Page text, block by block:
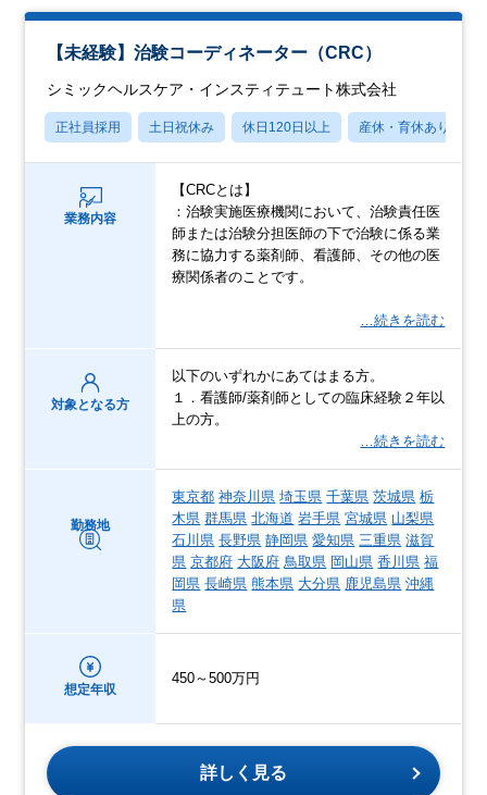
【未経験】治験コーディネーター（CRC）
シミックヘルスケア・インスティテュート株式会社
正社員採用 土日祝休み 休日120日以上 産休・育休あり
業務内容
【CRCとは】
：治験実施医療機関において、治験責任医
師または治験分担医師の下で治験に係る業
務に協力する薬剤師、看護師、その他の医
療関係者のことです。
…続きを読む
対象となる方
以下のいずれかにあてはまる方。
１．看護師/薬剤師としての臨床経験２年以
上の方。
…続きを読む
勤務地
東京都 神奈川県 埼玉県 千葉県 茨城県 栃
木県 群馬県 北海道 岩手県 宮城県 山梨県
石川県 長野県 静岡県 愛知県 三重県 滋賀
県 京都府 大阪府 鳥取県 岡山県 香川県 福
岡県 長崎県 熊本県 大分県 鹿児島県 沖縄
県
想定年収
450～500万円
詳しく見る